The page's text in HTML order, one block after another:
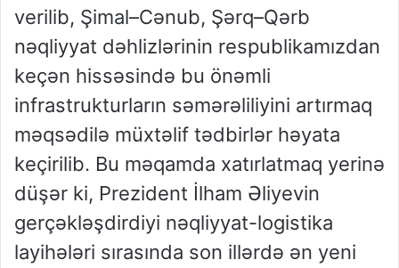
verilib, Şimal–Cənub, Şərq–Qərb
nəqliyyat dəhlizlərinin respublikamızdan
keçən hissəsində bu önəmli
infrastrukturların səmərəliliyini artırmaq
məqsədilə müxtəlif tədbirlər həyata
keçirilib. Bu məqamda xatırlatmaq yerinə
düşər ki, Prezident İlham Əliyevin
gerçəkləşdirdiyi nəqliyyat-logistika
layihələri sırasında son illərdə ən yeni